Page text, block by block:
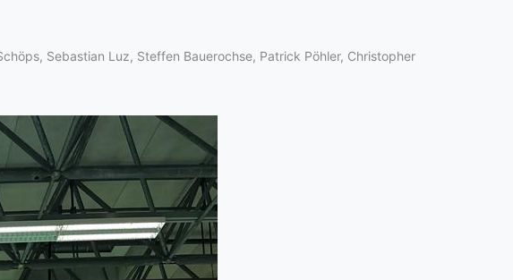
Sebastian Luz, Steffen Bauerochse, Patrick Pöhler, Christopher